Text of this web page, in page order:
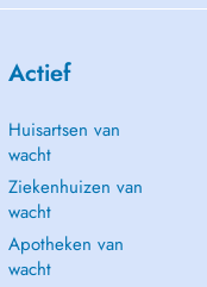
Actief
Huisartsen van
wacht
Ziekenhuizen van
wacht
Apotheken van
wacht